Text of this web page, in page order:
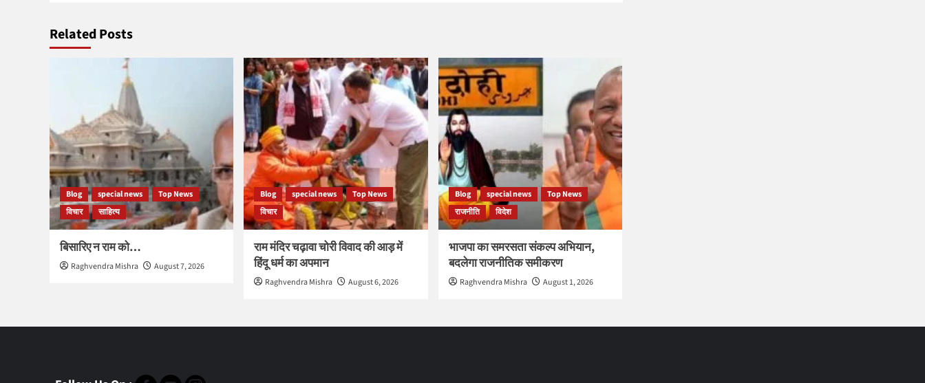
Related Posts
Blog special news
Top News
विचार
साहित्य
बिसारिए न राम को…
Raghvendra Mishra August 7, 2026
Blog special news
Top News
विचार
राम मंदिर चढ़ावा चोरी विवाद की आड़ में
हिंदू धर्म का अपमान
Raghvendra Mishra August 6, 2026
Blog special news
Top News
राजनीति
विदेश
भाजपा का समरसता संकल्प अभियान,
बदलेगा राजनीतिक समीकरण
Raghvendra Mishra August 1, 2026